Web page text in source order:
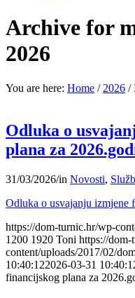
Archive for
2026
You are here: Home / 2026 /
Odluka o
plana za
31/03/2026/in Novosti,
Odluka o usvajanju izmjene
https://dom-turnic.hr/wp-
1200 1920 Toni https://
content/uploads/2017/02/
10:40:122026-03-31
financijskog plana za